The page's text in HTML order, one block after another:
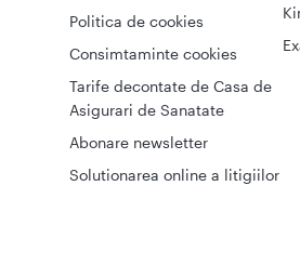
Politica de cookies
Consimtaminte cookies
Tarife decontate de Casa de
Asigurari de Sanatate
Abonare newsletter
Solutionarea online a litigiilor